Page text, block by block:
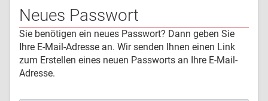
Neues Passwort
Sie benötigen ein neues Passwort? Dann geben Sie
Ihre E-Mail-Adresse an. Wir senden Ihnen einen Link
zum Erstellen eines neuen Passworts an Ihre E-Mail-
Adresse.